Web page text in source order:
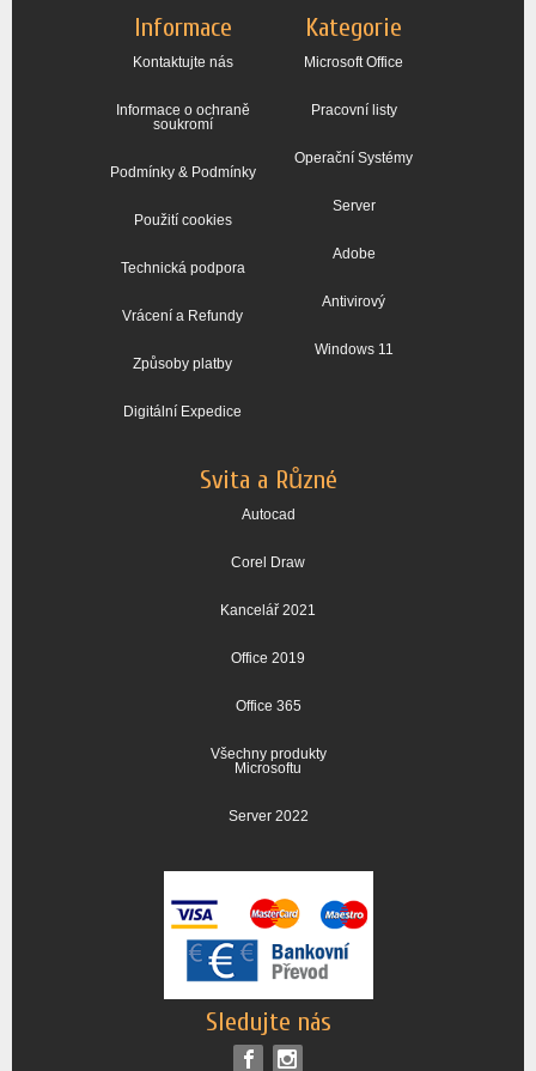
Informace
Kontaktujte nás
Informace o ochraně
soukromí
Podmínky & Podmínky
Použití cookies
Technická podpora
Vrácení a Refundy
Způsoby platby
Digitální Expedice
Kategorie
Microsoft Office
Pracovní listy
Operační Systémy
Server
Adobe
Antivirový
Windows 11
Svita a Různé
Autocad
Corel Draw
Kancelář 2021
Office 2019
Office 365
Všechny produkty
Microsoftu
Server 2022
Sledujte nás